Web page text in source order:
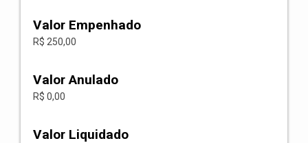
Valor Empenhado
R$ 250,00
Valor Anulado
R$ 0,00
Valor Liquidado